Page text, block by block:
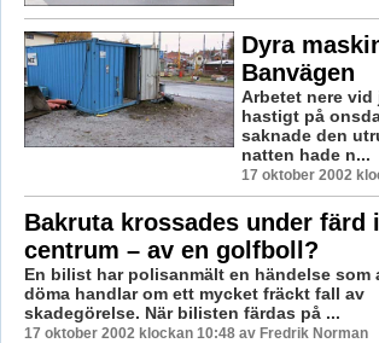
Dyra
Banvägen
Arbetet nere
hastigt på
saknade den
natten hade n...
17 oktober 2002
Bakruta krossades under färd i
centrum – av en golfboll?
En bilist har polisanmält en händelse som
döma handlar om ett mycket fräckt fall av
skadegörelse. När bilisten färdas på ...
17 oktober 2002 klockan 10:48 av Fredrik Norman